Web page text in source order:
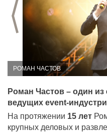
Предыдущий слайд
РОМАН ЧАСТОВ
Роман Частов – один
ведущих event-
На протяжении 15 лет
крупных деловых и